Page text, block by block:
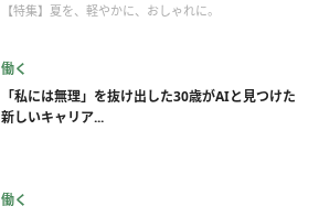
【特集】夏を、軽やかに、おしゃれに。
働く
「私には無理」を抜け出した30歳がAIと見つけた
新しいキャリア...
働く